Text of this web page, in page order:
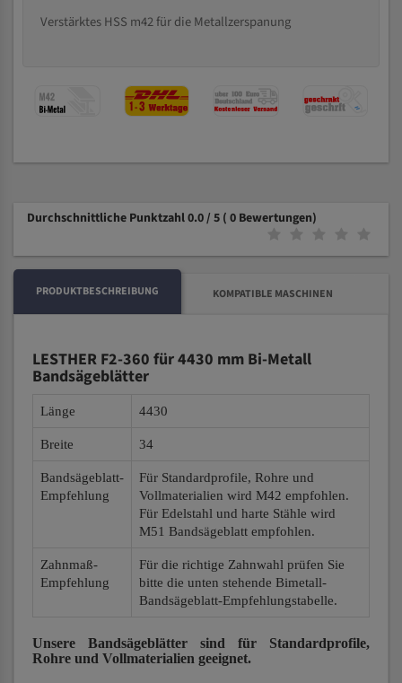
Verstärktes HSS m42 für die Metallzerspanung
Durchschnittliche Punktzahl 0.0 / 5 ( 0 Bewertungen)
PRODUKTBESCHREIBUNG KOMPATIBLE MASCHINEN
LESTHER F2-360 für 4430 mm Bi-Metall
Bandsägeblätter
Länge 4430
Breite 34
Bandsägeblatt-
Empfehlung
Für Standardprofile, Rohre und
Vollmaterialien wird M42 empfohlen.
Für Edelstahl und harte Stähle wird
M51 Bandsägeblatt empfohlen.
Zahnmaß-
Empfehlung
Für die richtige Zahnwahl prüfen Sie
bitte die unten stehende Bimetall-
Bandsägeblatt-Empfehlungstabelle.
Unsere Bandsägeblätter sind für Standardprofile,
Rohre und Vollmaterialien geeignet.